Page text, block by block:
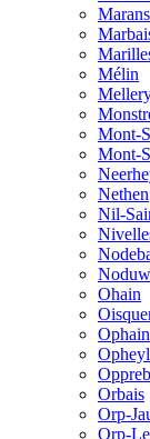
Mélin
Mont-
Mont-
Nethen
Nil-
Ohain
Orbais
Orp-
Orp-